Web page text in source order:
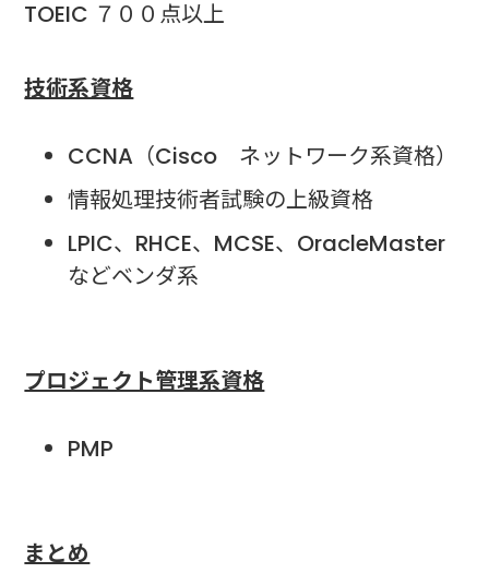
TOEIC ７００点以上
技術系資格
CCNA（Cisco ネットワーク系資格）
情報処理技術者試験の上級資格
LPIC、RHCE、MCSE、OracleMaster
などベンダ系
プロジェクト管理系資格
PMP
まとめ